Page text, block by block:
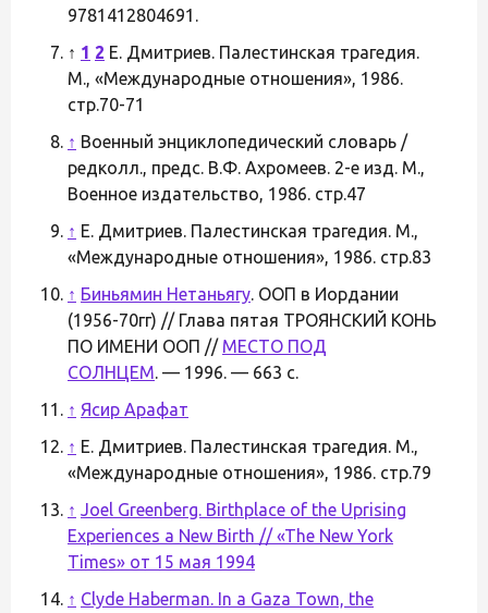
9781412804691.
↑ 1 2 Е. Дмитриев. Палестинская трагедия.
М., «Международные отношения», 1986.
стр.70-71
↑ Военный энциклопедический словарь /
редколл., предс. В.Ф. Ахромеев. 2-е изд. М.,
Военное издательство, 1986. стр.47
↑ Е. Дмитриев. Палестинская трагедия. М.,
«Международные отношения», 1986. стр.83
↑ Биньямин Нетаньягу. ООП в Иордании
(1956-70гг) // Глава пятая ТРОЯНСКИЙ КОНЬ
ПО ИМЕНИ ООП // МЕСТО ПОД
СОЛНЦЕМ. — 1996. — 663 с.
↑ Ясир Арафат
↑ Е. Дмитриев. Палестинская трагедия. М.,
«Международные отношения», 1986. стр.79
↑ Joel Greenberg. Birthplace of the Uprising
Experiences a New Birth // «The New York
Times» от 15 мая 1994
↑ Clyde Haberman. In a Gaza Town, the